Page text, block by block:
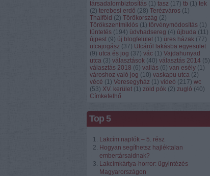
társadalombiztosítás (1) tasz (17) tb (1) tek
(2) terebesi erdő (28) Terézváros (1)
Thaiföld (2) Törökország (2)
Törökszentmiklós (1) törvénymódosítás (1)
tüntetés (194) üdvhadsereg (4) újbuda (11)
újpest (9) új blogfelület (1) üres házak (77)
utcajogász (37) Utcáról lakásba egyesület
(9) utca és jog (37) vác (1) Vajdahunyad
utca (3) választások (40) választás 2014 (5)
választás 2018 (6) vallás (6) van esély (1)
városhoz való jog (10) vaskapu utca (2)
vécé (1) Veresegyház (1) videó (217) wc
(53) XV. kerület (1) zöld pók (2) zugló (40)
Címkefelhő
Top 5
Lakcím naplók – 5. rész
Hogyan segíthetsz hajléktalan
embertársaidnak?
Lakcímkártya-horror: ügyintézés
Magyarországon